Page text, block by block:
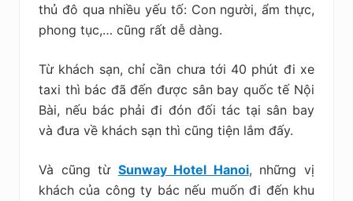
thủ đô qua nhiều yếu tố: Con người, ẩm thực,
phong tục,… cũng rất dễ dàng.
Từ khách sạn, chỉ cần chưa tới 40 phút đi xe
taxi thì bác đã đến được sân bay quốc tế Nội
Bài, nếu bác phải đi đón đối tác tại sân bay
và đưa về khách sạn thì cũng tiện lắm đấy.
Và cũng từ Sunway Hotel Hanoi, những vị
khách của công ty bác nếu muốn đi đến khu